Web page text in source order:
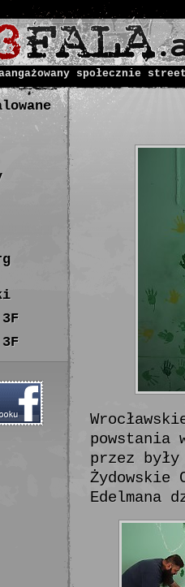
społecznie
powstania
przez były
Żydowskie